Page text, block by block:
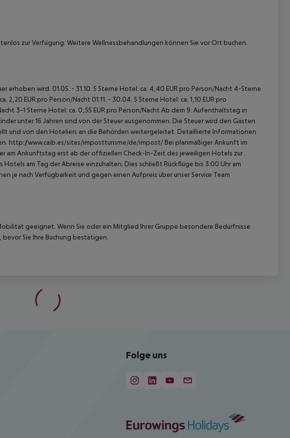
zur Verfügung. Weitere Wellnessbehandlungen können Sie vor Ort buchen.
erhoben wird. 01.05. - 31.10. 5 Sterne Hotel: ca. 4,40 EUR pro Person/Nacht 4-Sterne
2,20 EUR pro Person/Nacht 01.11. - 30.04. 5 Sterne Hotel: ca. 1,10 EUR pro
3-1 Sterne Hotel: ca. 0,55 EUR pro Person/Nacht Ab dem 9. Aufenthaltstag in
unter 16 Jahren sind von der Steuer ausgenommen. Die Steuer wird den Gästen
und von den Hoteliers an die Behörden weitergeleitet. Detaillierte Informationen
http://www.caib.es/sites/impostturisme/de/impost/ Bei planmäßiger Ankunft im
am Ankunftstag erst ab der offiziellen Check-In-Zeit des jeweiligen Hotels zur
am Tag der Abreise einzuhalten. Dies schließt Rückflüge bis 3:00 Uhr am
je nach Verfügbarkeit und gegen einen Aufpreis über unser Service Team
geeignet. Wenn Sie oder ein Mitglied Ihrer Gruppe besondere Bedürfnisse
bevor Sie Ihre Buchung bestätigen.
Folge uns